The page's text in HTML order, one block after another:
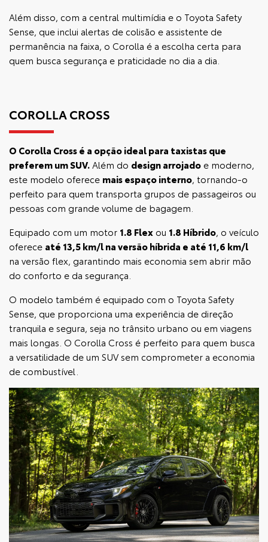
Além disso, com a central multimídia e o Toyota Safety
Sense, que inclui alertas de colisão e assistente de
permanência na faixa, o Corolla é a escolha certa para
quem busca segurança e praticidade no dia a dia.
COROLLA CROSS
O Corolla Crossé a opção ideal para taxistas que
preferem um SUV.Além do design arrojado e moderno,
este modelo oferece mais espaço interno, tornando-o
perfeito para quem transporta grupos de passageiros ou
pessoas com grande volume de bagagem.
Equipado com um motor 1.8 Flex ou 1.8 Híbrido, o veículo
oferece até 13,5 km/l na versão híbrida e até 11,6 km/l
na versão flex, garantindo mais economia sem abrir mão
do conforto e da segurança.
O modelo também é equipado com o Toyota Safety
Sense, que proporciona uma experiência de direção
tranquila e segura, seja no trânsito urbano ou em viagens
mais longas. O Corolla Cross é perfeito para quem busca
a versatilidade de um SUV sem comprometer a economia
de combustível.